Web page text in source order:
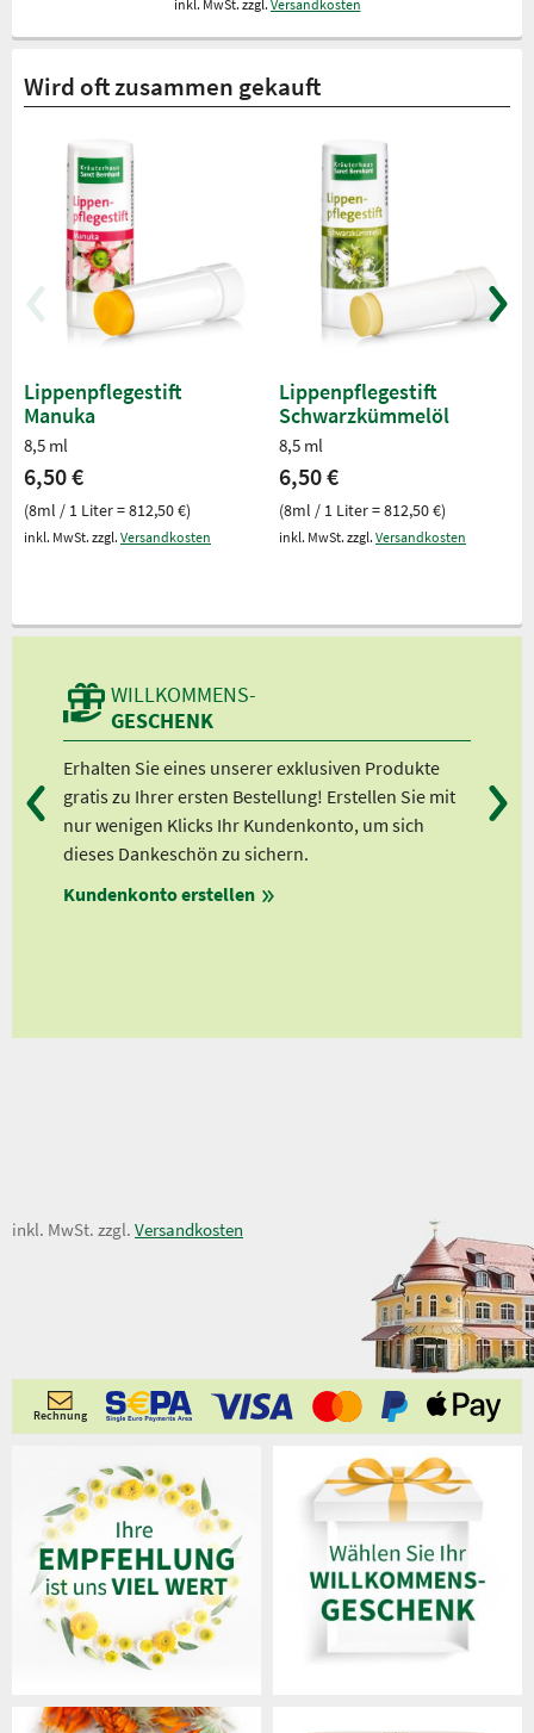
inkl. MwSt. zzgl. Versandkosten
Wird oft zusammen gekauft
Lippenpflegestift
Manuka
8,5 ml
6,50 €
(8ml / 1 Liter = 812,50 €)
inkl. MwSt. zzgl. Versandkosten
Lippenpflegestift
Schwarzkümmelöl
8,5 ml
6,50 €
(8ml / 1 Liter = 812,50 €)
inkl. MwSt. zzgl. Versandkosten
WILLKOMMENS-
GESCHENK
Erhalten Sie eines unserer exklusiven Produkte
gratis zu Ihrer ersten Bestellung! Erstellen Sie mit
nur wenigen Klicks Ihr Kundenkonto, um sich
dieses Dankeschön zu sichern.
Kundenkonto erstellen
Ab
3,20 €
inkl. MwSt. zzgl. Versandkosten
Rechnung